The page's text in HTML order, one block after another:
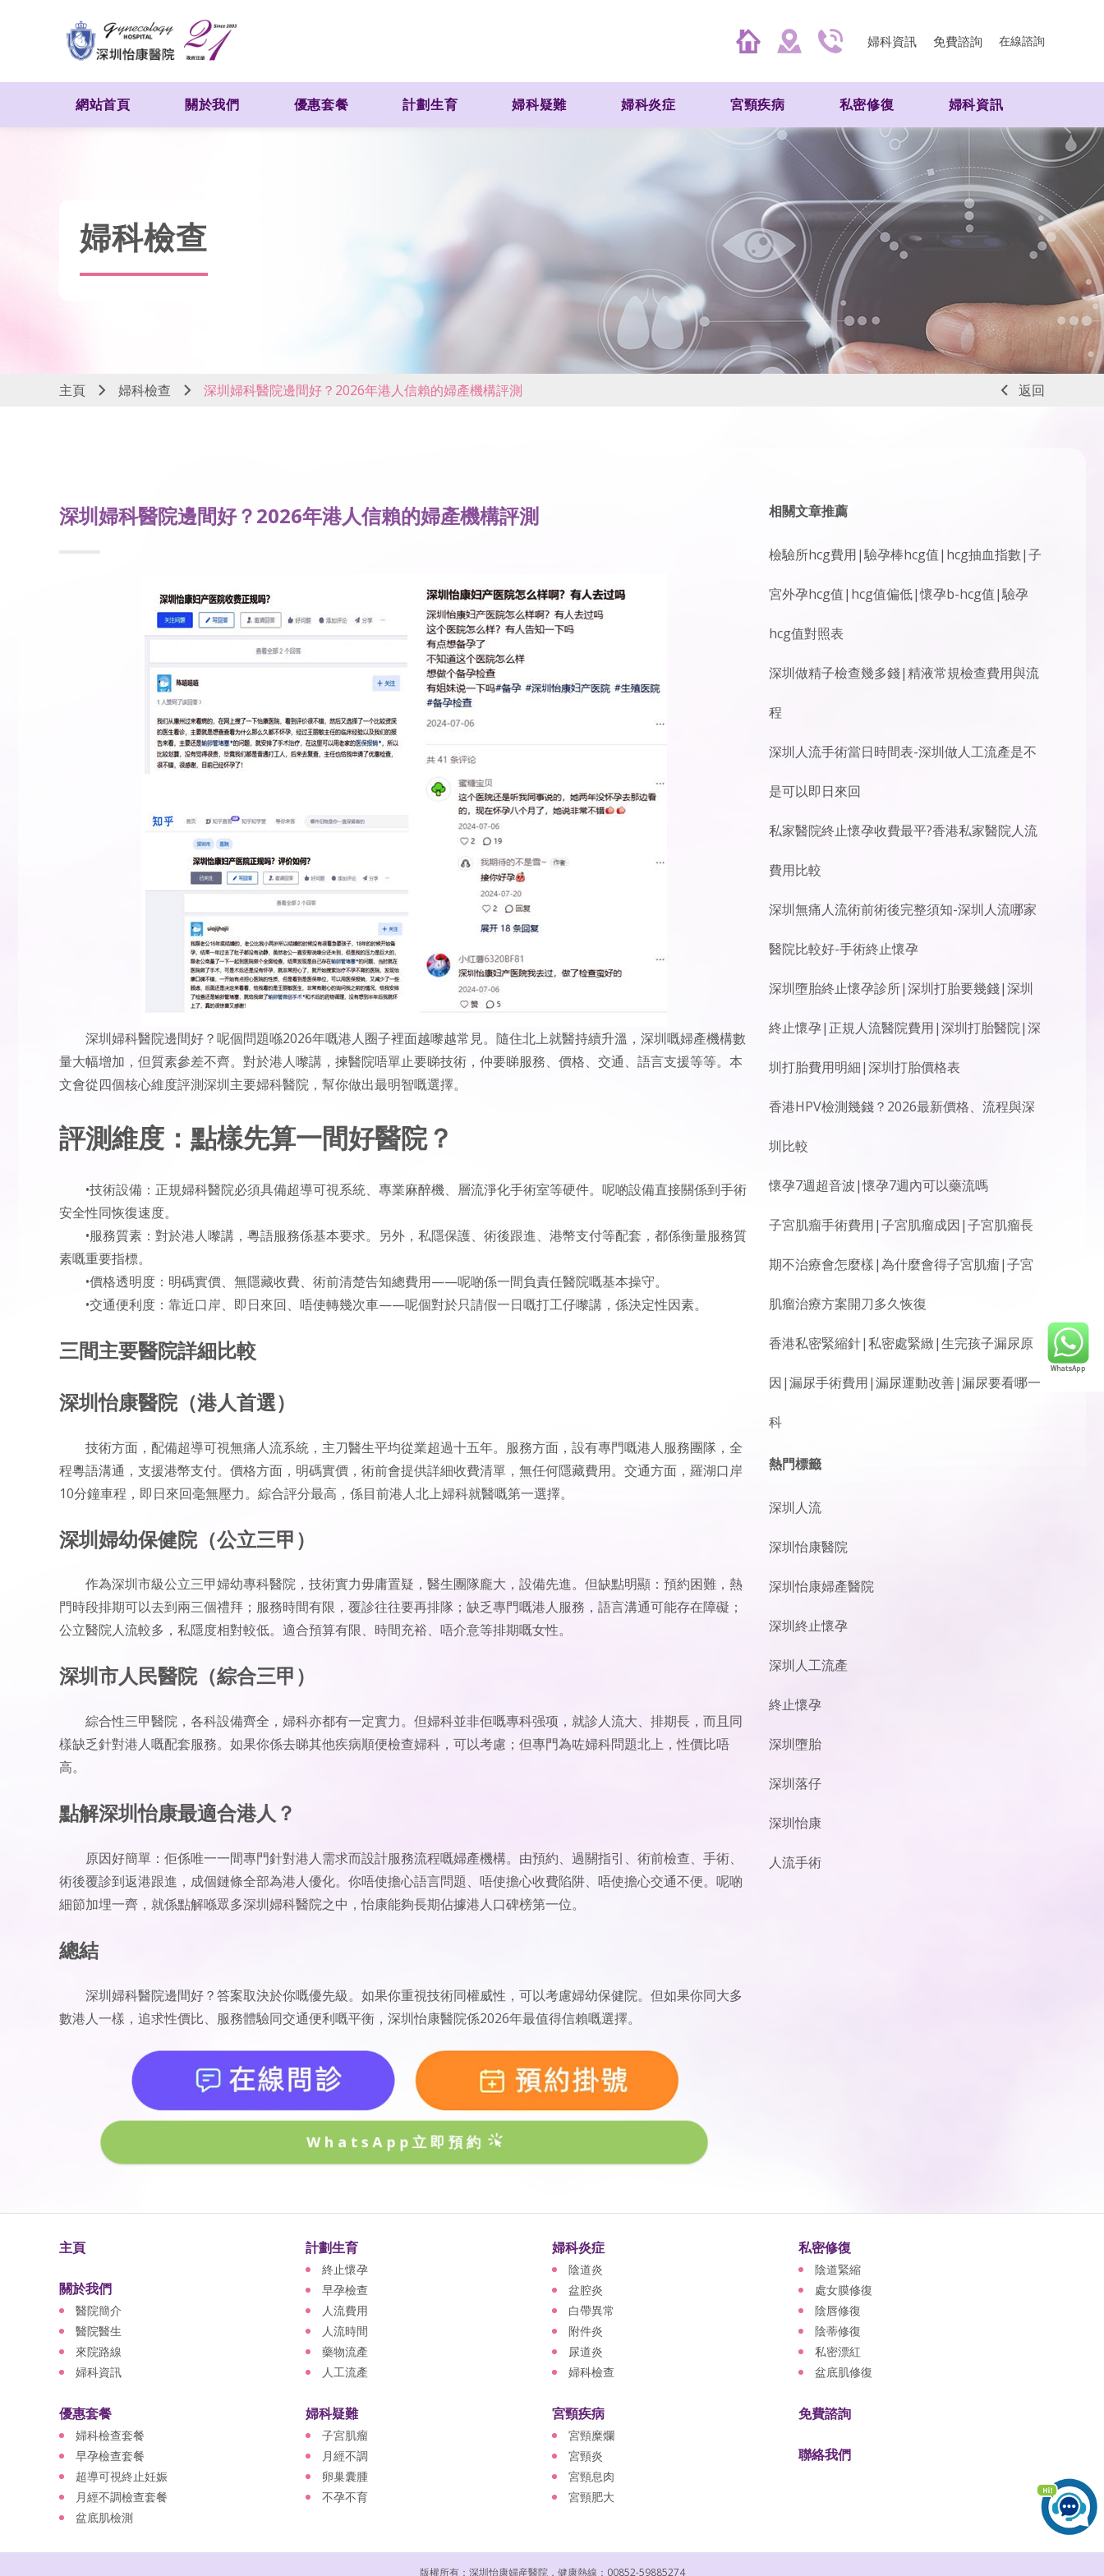
婦科資訊 免費諮詢 在線諮詢
網站首頁 關於我們 優惠套餐 計劃生育 婦科疑難 婦科炎症 宮頸疾病 私密修復 婦科資訊
婦科檢查
返回
主頁 婦科檢查 深圳婦科醫院邊間好？2026年港人信賴的婦產機構評測
深圳婦科醫院邊間好？2026年港人信賴的婦產機構評測
深圳婦科醫院邊間好？呢個問題喺2026年嘅港人圈子裡面越嚟越常見。隨住北上就醫持續升溫，深圳嘅婦產機構數
量大幅增加，但質素參差不齊。對於港人嚟講，揀醫院唔單止要睇技術，仲要睇服務、價格、交通、語言支援等等。本
文會從四個核心維度評測深圳主要婦科醫院，幫你做出最明智嘅選擇。
評測維度：點樣先算一間好醫院？
•技術設備：正規婦科醫院必須具備超導可視系統、專業麻醉機、層流淨化手術室等硬件。呢啲設備直接關係到手術
安全性同恢復速度。
•服務質素：對於港人嚟講，粵語服務係基本要求。另外，私隱保護、術後跟進、港幣支付等配套，都係衡量服務質
素嘅重要指標。
•價格透明度：明碼實價、無隱藏收費、術前清楚告知總費用——呢啲係一間負責任醫院嘅基本操守。
•交通便利度：靠近口岸、即日來回、唔使轉幾次車——呢個對於只請假一日嘅打工仔嚟講，係決定性因素。
三間主要醫院詳細比較
深圳怡康醫院（港人首選）
技術方面，配備超導可視無痛人流系統，主刀醫生平均從業超過十五年。服務方面，設有專門嘅港人服務團隊，全
程粵語溝通，支援港幣支付。價格方面，明碼實價，術前會提供詳細收費清單，無任何隱藏費用。交通方面，羅湖口岸
10分鐘車程，即日來回毫無壓力。綜合評分最高，係目前港人北上婦科就醫嘅第一選擇。
深圳婦幼保健院（公立三甲）
作為深圳市級公立三甲婦幼專科醫院，技術實力毋庸置疑，醫生團隊龐大，設備先進。但缺點明顯：預約困難，熱
門時段排期可以去到兩三個禮拜；服務時間有限，覆診往往要再排隊；缺乏專門嘅港人服務，語言溝通可能存在障礙；
公立醫院人流較多，私隱度相對較低。適合預算有限、時間充裕、唔介意等排期嘅女性。
深圳市人民醫院（綜合三甲）
綜合性三甲醫院，各科設備齊全，婦科亦都有一定實力。但婦科並非佢嘅專科强项，就診人流大、排期長，而且同
樣缺乏針對港人嘅配套服務。如果你係去睇其他疾病順便檢查婦科，可以考慮；但專門為咗婦科問題北上，性價比唔
高。
點解深圳怡康最適合港人？
原因好簡單：佢係唯一一間專門針對港人需求而設計服務流程嘅婦產機構。由預約、過關指引、術前檢查、手術、
術後覆診到返港跟進，成個鏈條全部為港人優化。你唔使擔心語言問題、唔使擔心收費陷阱、唔使擔心交通不便。呢啲
細節加埋一齊，就係點解喺眾多深圳婦科醫院之中，怡康能夠長期佔據港人口碑榜第一位。
總結
深圳婦科醫院邊間好？答案取決於你嘅優先級。如果你重視技術同權威性，可以考慮婦幼保健院。但如果你同大多
數港人一樣，追求性價比、服務體驗同交通便利嘅平衡，深圳怡康醫院係2026年最值得信賴嘅選擇。
WhatsApp立即預約
相關文章推薦
檢驗所hcg費用|驗孕棒hcg值|hcg抽血指數|子
宮外孕hcg值|hcg值偏低|懷孕b-hcg值|驗孕
hcg值對照表
深圳做精子檢查幾多錢|精液常規檢查費用與流
程
深圳人流手術當日時間表-深圳做人工流產是不
是可以即日來回
私家醫院終止懷孕收費最平?香港私家醫院人流
費用比較
深圳無痛人流術前術後完整須知-深圳人流哪家
醫院比較好-手術終止懷孕
深圳墮胎終止懷孕診所|深圳打胎要幾錢|深圳
終止懷孕|正規人流醫院費用|深圳打胎醫院|深
圳打胎費用明細|深圳打胎價格表
香港HPV檢測幾錢？2026最新價格、流程與深
圳比較
懷孕7週超音波|懷孕7週內可以藥流嗎
子宮肌瘤手術費用|子宮肌瘤成因|子宮肌瘤長
期不治療會怎麼樣|為什麼會得子宮肌瘤|子宮
肌瘤治療方案開刀多久恢復
香港私密緊縮針|私密處緊緻|生完孩子漏尿原
因|漏尿手術費用|漏尿運動改善|漏尿要看哪一
科
熱門標籤
深圳人流
深圳怡康醫院
深圳怡康婦產醫院
深圳終止懷孕
深圳人工流產
終止懷孕
深圳墮胎
深圳落仔
深圳怡康
人流手術
主頁
關於我們
醫院簡介
醫院醫生
來院路線
婦科資訊
優惠套餐
婦科檢查套餐
早孕檢查套餐
超導可視終止妊娠
月經不調檢查套餐
盆底肌檢測
計劃生育
終止懷孕
早孕檢查
人流費用
人流時間
藥物流產
人工流產
婦科疑難
子宮肌瘤
月經不調
卵巢囊腫
不孕不育
婦科炎症
陰道炎
盆腔炎
白帶異常
附件炎
尿道炎
婦科檢查
宮頸疾病
宮頸糜爛
宮頸炎
宮頸息肉
宮頸肥大
私密修復
陰道緊縮
處女膜修復
陰唇修復
陰蒂修復
私密漂紅
盆底肌修復
免費諮詢
聯絡我們
版權所有：深圳怡康婦産醫院，健康熱線：00852-59885274